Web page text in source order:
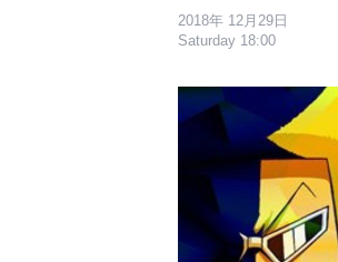
2018年 12月29日
Saturday 18:00